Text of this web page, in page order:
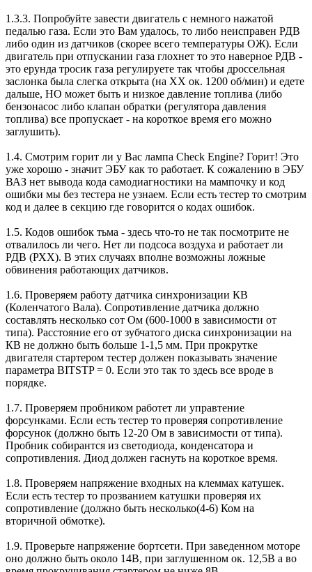
1.3.3. Попробуйте завести двигатель с немного нажатой
педалью газа. Если это Вам удалось, то либо неисправен РДВ
либо один из датчиков (скорее всего температуры ОЖ). Если
двигатель при отпускании газа глохнет то это наверное РДВ -
это ерунда тросик газа регулируете так чтобы дроссельная
заслонка была слегка открыта (на ХХ ок. 1200 об/мин) и едете
дальше, НО может быть и низкое давление топлива (либо
бензонасос либо клапан обратки (регулятора давления
топлива) все пропускает - на короткое время его можно
заглушить).
1.4. Смотрим горит ли у Вас лампа Check Engine? Горит! Это
уже хорошо - значит ЭБУ как то работает. К сожалению в ЭБУ
ВАЗ нет вывода кода самодиагностики на мампочку и код
ошибки мы без тестера не узнаем. Если есть тестер то смотрим
код и далее в секцию где говорится о кодах ошибок.
1.5. Кодов ошибок тьма - здесь что-то не так посмотрите не
отвалилось ли чего. Нет ли подсоса воздуха и работает ли
РДВ (РХХ). В этих случаях вполне возможны ложные
обвинения работающих датчиков.
1.6. Проверяем работу датчика синхронизации КВ
(Коленчатого Вала). Сопротивление датчика должно
составлять несколько сот Ом (600-1000 в зависимости от
типа). Расстояние его от зубчатого диска синхронизации на
КВ не должно быть больше 1-1,5 мм. При прокрутке
двигателя стартером тестер должен показывать значение
параметра BITSTP = 0. Если это так то здесь все вроде в
порядке.
1.7. Проверяем пробником работет ли управтение
форсунками. Если есть тестер то проверяя сопротивление
форсунок (должно быть 12-20 Ом в зависимости от типа).
Пробник собирантся из светодиода, конденсатора и
сопротивления. Диод должен гаснуть на короткое время.
1.8. Проверяем напряжение входных на клеммах катушек.
Если есть тестер то прозванием катушки проверяя их
сопротивление (должно быть несколько(4-6) Ком на
вторичной обмотке).
1.9. Проверьте напряжение бортсети. При заведенном моторе
оно должно быть около 14В, при заглушенном ок. 12,5В а во